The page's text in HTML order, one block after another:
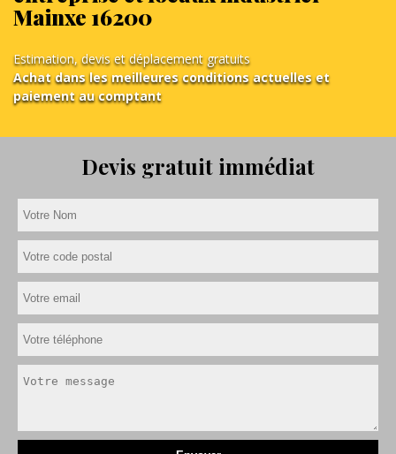
Mainxe 16200
Estimation, devis et déplacement gratuits
Achat dans les meilleures conditions actuelles et
paiement au comptant
Devis gratuit immédiat